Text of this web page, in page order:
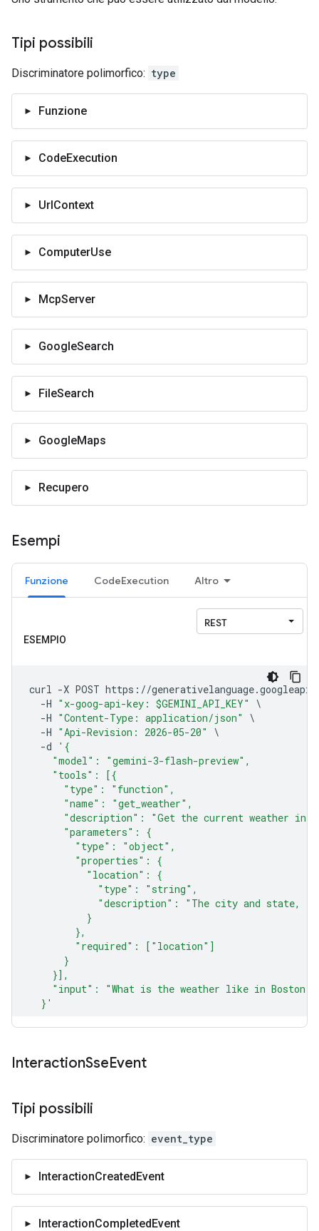
Tipi possibili
Discriminatore polimorfico: type
Funzione
CodeExecution
UrlContext
ComputerUse
McpServer
GoogleSearch
FileSearch
GoogleMaps
Recupero
Esempi
Funzione CodeExecution Altro
InteractionSseEvent
Tipi possibili
Discriminatore polimorfico: event_type
InteractionCreatedEvent
InteractionCompletedEvent